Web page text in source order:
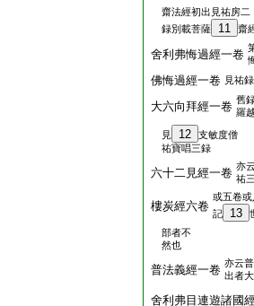
齋法經初出見祐房二
録別載菩薩
11 齋
舍利弗悔過經一卷
佛悔過經一卷 見祐録
大六向拜經一卷 舊
羅
見 12
支敏度僧
祐寶唱三録
六十二見經一卷 亦
祐
樓炭經六卷
或五卷
記
13
部者不
然也
普法義經一卷 亦云
出者
舍利弗目連遊諸國